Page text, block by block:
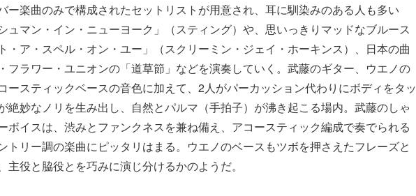
ー楽曲のみで構成されたセットリストが用意され、耳に馴染みのある人も多い
ュマン・イン・ニューヨーク」（スティング）や、思いっきりマッドなブルース
・ア・スペル・オン・ユー」（スクリーミン・ジェイ・ホーキンス）、日本の曲
フラワー・ユニオンの「道草節」などを演奏していく。武藤のギター、ウエノの
ースティックベースの音色に加えて、2人がパーカッション代わりにボディをタッ
絶妙なノリを生み出し、自然とパルマ（手拍子）が沸き起こる場内。武藤のしゃ
ボイスは、渋みとファンクネスを兼ね備え、アコースティック編成で奏でられる
トリー調の楽曲にピッタリはまる。ウエノのベースもツボを押さえたフレーズと
主役と脇役とを巧みに演じ分けるかのようだ。